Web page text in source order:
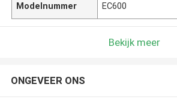
Modelnummer EC600
Bekijk meer
ONGEVEER ONS